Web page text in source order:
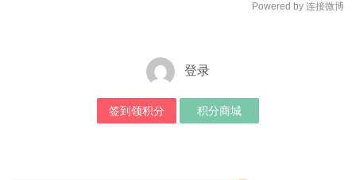
Powered by 连接微博
登录
签到领积分 积分商城